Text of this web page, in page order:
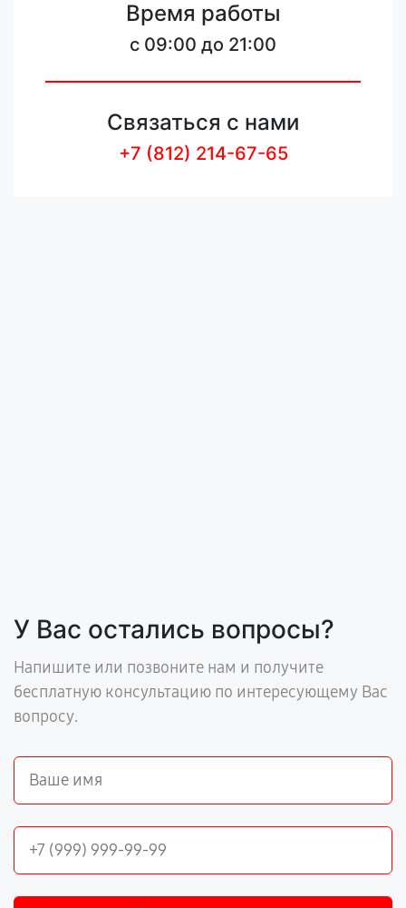
Время работы
c 09:00 до 21:00
Связаться с нами
+7 (812) 214-67-65
У Вас остались вопросы?
Напишите или позвоните нам и получите
бесплатную консультацию по интересующему Вас
вопросу.